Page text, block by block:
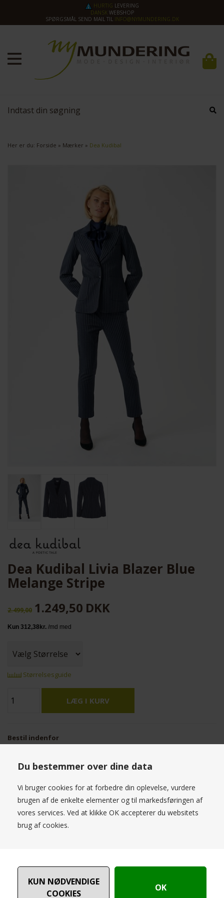
Du bestemmer over dine data
Vi bruger cookies for at forbedre din oplevelse, vurdere
brugen af de enkelte elementer og til markedsføringen af
vores services. Ved at klikke OK accepterer du websitets
brug af cookies.
HURTIG LEVERING
DANSKWEBSHOP
SPØRGSMÅL SEND MAIL TIL INFO@NYMUNDERING.DK
Her er du: Forside » Mærker » Dea Kudibal
Dea Kudibal Livia Blazer Blue
Melange Stripe
2.499,00 1.249,50 DKK
Størrelsesguide
Bestil indenfor
70 timer 04 min 44 sek
Dea Kudibal Livia Blazer Blue Melange Stripe
Materiale : 44% Viscose 56% Moderne Polyester